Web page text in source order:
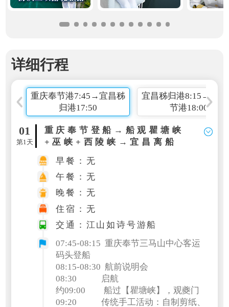
详细行程
重庆奉节港7:45→宜昌秭
归港17:50
宜昌秭归港8:15→重庆
节港18:00
01
第1天
重庆奉节登船→船观瞿塘峡
+巫峡+西陵峡→宜昌离船
早餐：无
午餐：无
晚餐：无
住宿：无
交通：江山如诗号游船
07:45-08:15 重庆奉节三马山中心客运
码头登船
08:15-08:30 航前说明会
08:30 启航
约09:00 船过【瞿塘峡】，观夔门
09:20 传统手工活动：自制剪纸、